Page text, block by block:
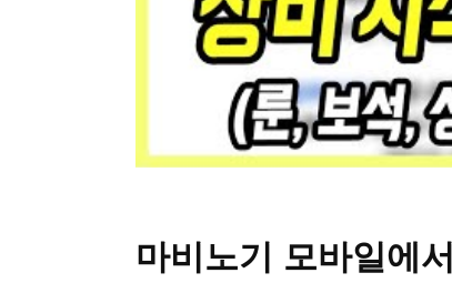
마비노기 모바일에